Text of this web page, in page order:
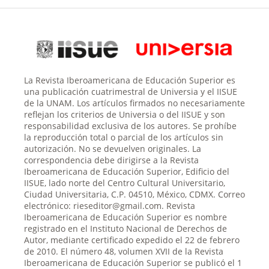
La Revista Iberoamericana de Educación Superior es
una publicación cuatrimestral de Universia y el IISUE
de la UNAM. Los artículos firmados no necesariamente
reflejan los criterios de Universia o del IISUE y son
responsabilidad exclusiva de los autores. Se prohíbe
la reproducción total o parcial de los artículos sin
autorización. No se devuelven originales. La
correspondencia debe dirigirse a la Revista
Iberoamericana de Educación Superior, Edificio del
IISUE, lado norte del Centro Cultural Universitario,
Ciudad Universitaria, C.P. 04510, México, CDMX. Correo
electrónico: rieseditor@gmail.com. Revista
Iberoamericana de Educación Superior es nombre
registrado en el Instituto Nacional de Derechos de
Autor, mediante certificado expedido el 22 de febrero
de 2010. El número 48, volumen XVII de la Revista
Iberoamericana de Educación Superior se publicó el 1